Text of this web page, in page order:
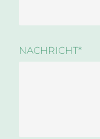
NACHRICHT*